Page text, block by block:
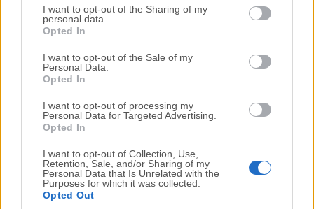
I want to opt-out of the Sharing of my
personal data.
Opted In
I want to opt-out of the Sale of my
Personal Data.
Opted In
I want to opt-out of processing my
Personal Data for Targeted Advertising.
Opted In
I want to opt-out of Collection, Use,
Retention, Sale, and/or Sharing of my
Personal Data that Is Unrelated with the
Purposes for which it was collected.
Opted Out
Descargar FreeNAS 11.3 U3.2